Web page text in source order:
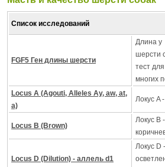
Список исследований
FGF5 Ген длины шерсти
Длина у
шерсти
тест для
многих
Locus A (Agouti, Alleles Ay, aw, at,
a)
Локус A
Locus B (Brown)
Локус B -
Locus D (Dilution) - аллель d1
Локус D -